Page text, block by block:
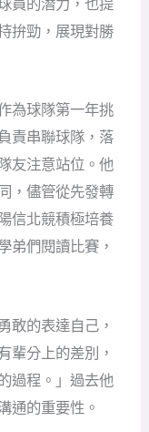
員的潛力，也提
拚勁，展現對勝
為球隊第一年挑
責串聯球隊，落
友注意站位。他
，儘管從先發轉
信北競積極培養
弟們閱讀比賽，
敢的表達自己，
輩分上的差別，
過程。」過去他
通的重要性。